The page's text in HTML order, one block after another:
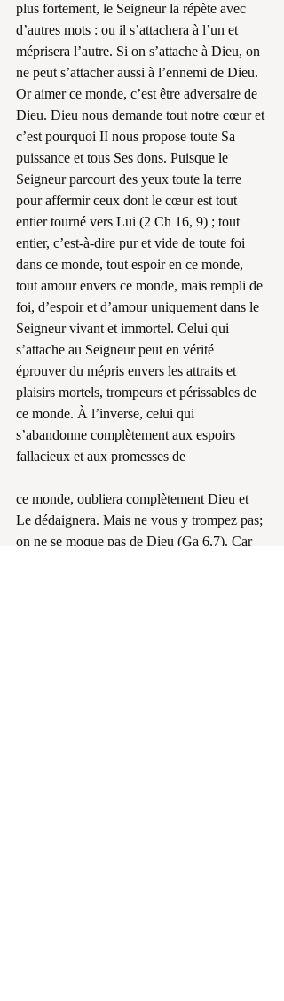
plus fortement, le Seigneur la répète avec
d’autres mots : ou il s’attachera à l’un et
méprisera l’autre. Si on s’attache à Dieu, on
ne peut s’attacher aussi à l’ennemi de Dieu.
Or aimer ce monde, c’est être adversaire de
Dieu. Dieu nous demande tout notre cœur et
c’est pourquoi II nous propose toute Sa
puissance et tous Ses dons. Puisque le
Seigneur parcourt des yeux toute la terre
pour affermir ceux dont le cœur est tout
entier tourné vers Lui (2 Ch 16, 9) ; tout
entier, c’est-à-dire pur et vide de toute foi
dans ce monde, tout espoir en ce monde,
tout amour envers ce monde, mais rempli de
foi, d’espoir et d’amour uniquement dans le
Seigneur vivant et immortel. Celui qui
s’attache au Seigneur peut en vérité
éprouver du mépris envers les attraits et
plaisirs mortels, trompeurs et périssables de
ce monde. À l’inverse, celui qui
s’abandonne complètement aux espoirs
fallacieux et aux promesses de
ce monde, oubliera complètement Dieu et
Le dédaignera. Mais ne vous y trompez pas;
on ne se moque pas de Dieu (Ga 6,7). Car